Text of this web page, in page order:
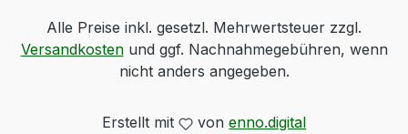
Alle Preise inkl. gesetzl. Mehrwertsteuer zzgl.
Versandkostenund ggf. Nachnahmegebühren, wenn
nicht anders angegeben.
Erstellt mit vonenno.digital